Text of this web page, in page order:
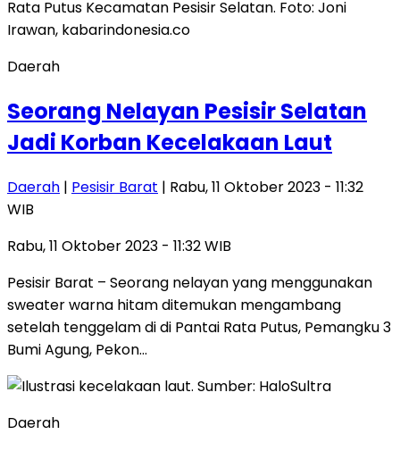
Daerah
Seorang Nelayan Pesisir Selatan
Jadi Korban Kecelakaan Laut
Daerah | Pesisir Barat | Rabu, 11 Oktober 2023 - 11:32
WIB
Rabu, 11 Oktober 2023 - 11:32 WIB
Pesisir Barat – Seorang nelayan yang menggunakan
sweater warna hitam ditemukan mengambang
setelah tenggelam di di Pantai Rata Putus, Pemangku 3
Bumi Agung, Pekon…
Daerah